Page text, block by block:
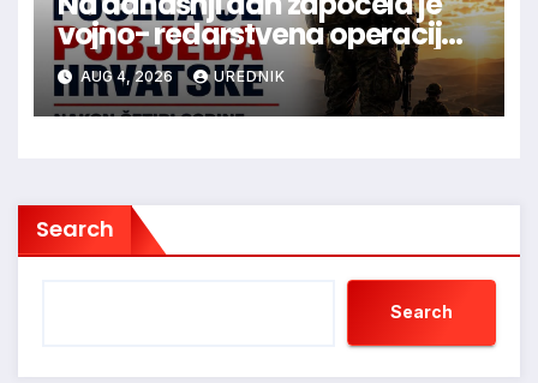
vojno- redarstvena operacija
Oluja
AUG 4, 2026 UREDNIK
Search
Search